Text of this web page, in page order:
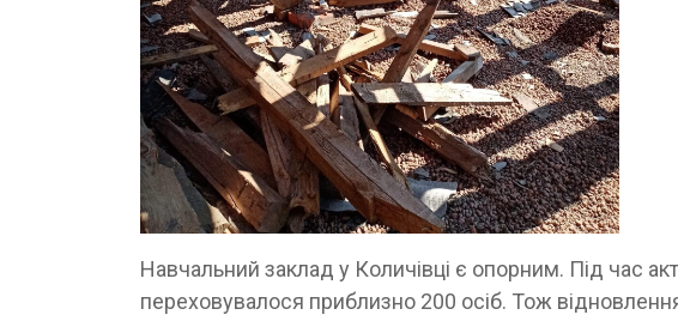
Навчальний заклад у Количівці є опорним. Під час
переховувалося приблизно 200 осіб. Тож